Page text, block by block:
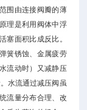
围由连接阀瓣的薄
理是利用阀体中浮
塞面积比成反比。
簧锈蚀、金属疲劳
流动时）又减静压
水流通过减压阀虽
流量分布合理、改